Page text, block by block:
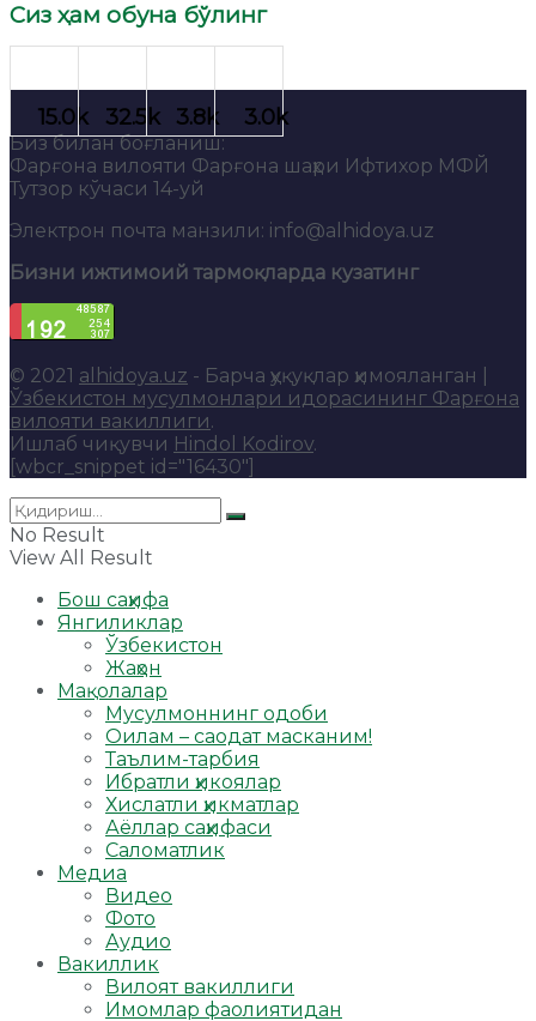
Сиз ҳам обуна бўлинг
Биз билан боғланиш:
Фарғона вилояти Фарғона шаҳри Ифтихор МФЙ
Тутзор кўчаси 14-уй
Электрон почта манзили: info@alhidoya.uz
Бизни ижтимоий тармоқларда кузатинг
© 2021 alhidoya.uz - Барча ҳуқуқлар ҳимояланган |
Ўзбекистон мусулмонлари идорасининг Фарғона
вилояти вакиллиги.
Ишлаб чиқувчи Hindol Kodirov.
[wbcr_snippet id="16430"]
No Result
View All Result
Бош саҳифа
Янгиликлар
Ўзбекистон
Жаҳон
Мақолалар
Мусулмоннинг одоби
Оилам – саодат масканим!
Таълим-тарбия
Ибратли ҳикоялар
Хислатли ҳикматлар
Аёллар саҳифаси
Саломатлик
Медиа
Видео
Фото
Аудио
Вакиллик
Вилоят вакиллиги
Имомлар фаолиятидан